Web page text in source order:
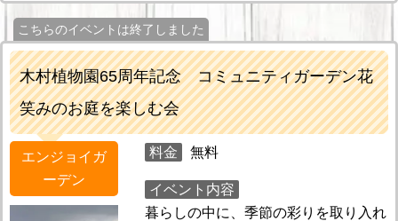
こちらのイベントは終了しました
木村植物園65周年記念 コミュニティガーデン花
笑みのお庭を楽しむ会
エンジョイガ
ーデン
料金 無料
イベント内容
暮らしの中に、季節の彩りを取り入れ